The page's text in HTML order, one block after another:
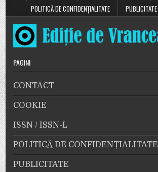
POLITICĂ DE CONFIDENȚIALITATE
PUBLICITATE
PAGINI
CONTACT
COOKIE
ISSN / ISSN-L
POLITICĂ DE CONFIDENȚIALITATE
PUBLICITATE